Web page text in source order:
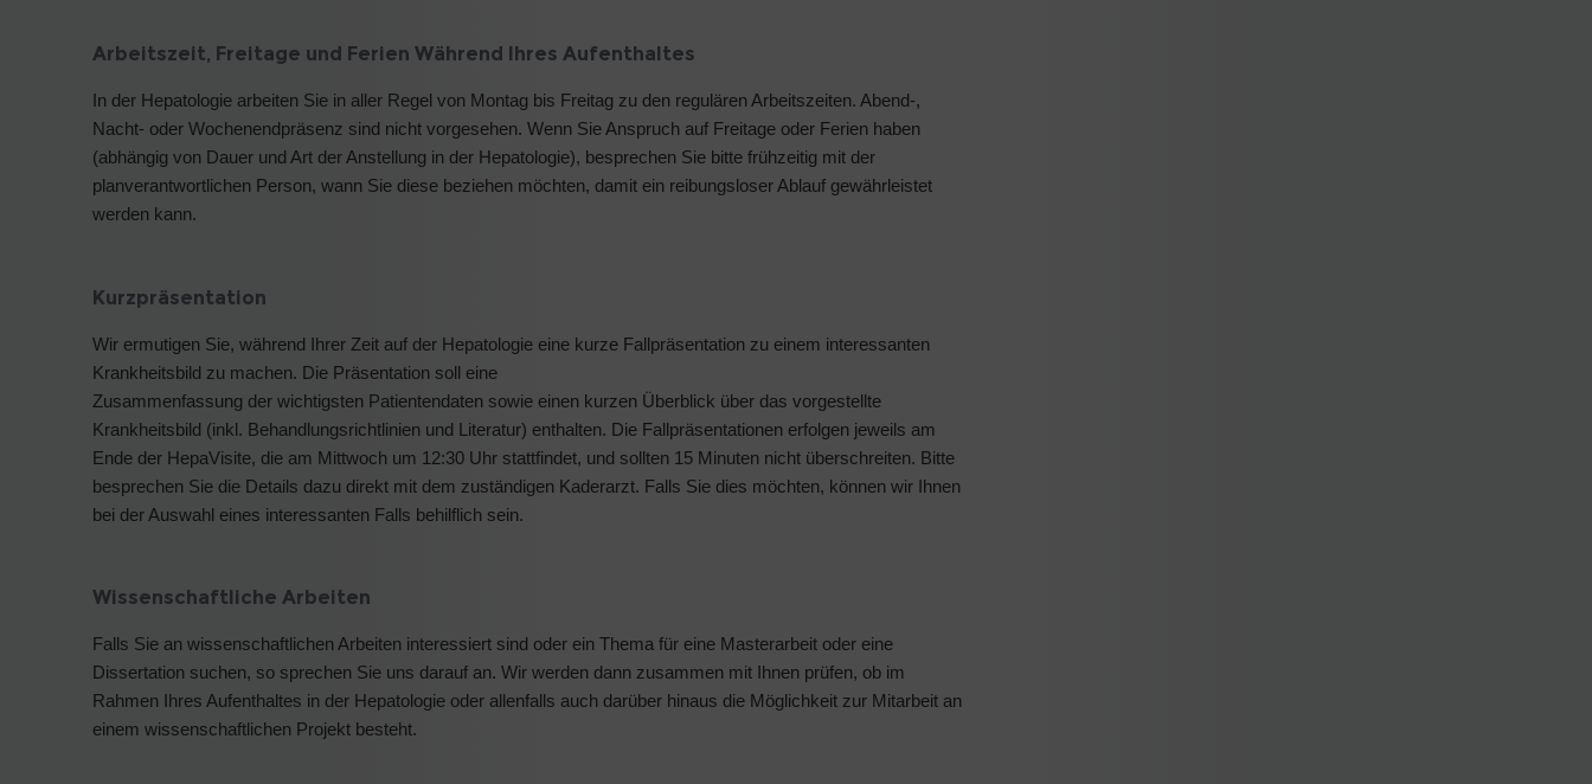
Arbeitszeit, Freitage und Ferien Während Ihres Aufenthaltes
In der Hepatologie arbeiten Sie in aller Regel von Montag bis Freitag zu den regulären Arbeitszeiten. Abend-,
Nacht- oder Wochenendpräsenz sind nicht vorgesehen. Wenn Sie Anspruch auf Freitage oder Ferien haben
(abhängig von Dauer und Art der Anstellung in der Hepatologie), besprechen Sie bitte frühzeitig mit der
planverantwortlichen Person, wann Sie diese beziehen möchten, damit ein reibungsloser Ablauf gewährleistet
werden kann.
Kurzpräsentation
Wir ermutigen Sie, während Ihrer Zeit auf der Hepatologie eine kurze Fallpräsentation zu einem interessanten
Krankheitsbild zu machen. Die Präsentation soll eine
Zusammenfassung der wichtigsten Patientendaten sowie einen kurzen Überblick über das vorgestellte
Krankheitsbild (inkl. Behandlungsrichtlinien und Literatur) enthalten. Die Fallpräsentationen erfolgen jeweils am
Ende der HepaVisite, die am Mittwoch um 12:30 Uhr stattfindet, und sollten 15 Minuten nicht überschreiten. Bitte
besprechen Sie die Details dazu direkt mit dem zuständigen Kaderarzt. Falls Sie dies möchten, können wir Ihnen
bei der Auswahl eines interessanten Falls behilflich sein.
Wissenschaftliche Arbeiten
Falls Sie an wissenschaftlichen Arbeiten interessiert sind oder ein Thema für eine Masterarbeit oder eine
Dissertation suchen, so sprechen Sie uns darauf an. Wir werden dann zusammen mit Ihnen prüfen, ob im
Rahmen Ihres Aufenthaltes in der Hepatologie oder allenfalls auch darüber hinaus die Möglichkeit zur Mitarbeit an
einem wissenschaftlichen Projekt besteht.